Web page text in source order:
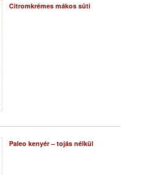
Citromkrémes mákos süti
Paleo kenyér – tojás nélkül